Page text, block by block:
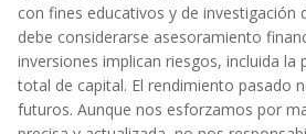
con fines educativos y de investigación
debe considerarse asesoramiento
inversiones implican riesgos, incluida la
total de capital. El rendimiento pasado
futuros. Aunque nos esforzamos por